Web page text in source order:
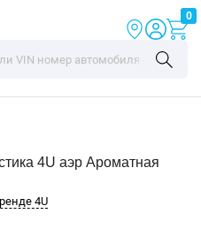
0
4U аэр Ароматная
4U